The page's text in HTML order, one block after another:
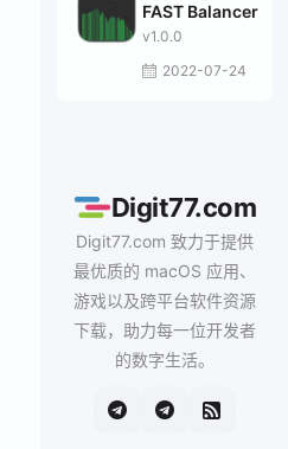
FAST Balancer
v1.0.0
2022-07-24
Digit77.com
Digit77.com 致力于提供
最优质的 macOS 应用、
游戏以及跨平台软件资源
下载，助力每一位开发者
的数字生活。